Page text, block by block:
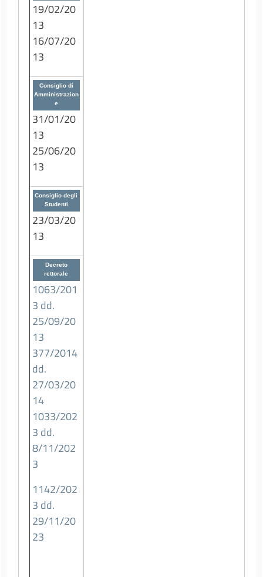
19/02/20
13
16/07/20
13
Consiglio di
Amministrazion
e
31/01/20
13
25/06/20
13
Consiglio degli
Studenti
23/03/20
13
Decreto
rettorale
1063/201
3 dd.
25/09/20
13
377/2014
dd.
27/03/20
14
1033/202
3 dd.
8/11/202
3
1142/202
3 dd.
29/11/20
23